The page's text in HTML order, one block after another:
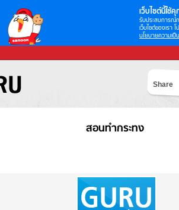
เว็บไซต์นี้ใช้คุ
รับประสบการณ์
เว็บไซต์ของเรา
นโยบายความเป็
Share
สอนทำกระทง